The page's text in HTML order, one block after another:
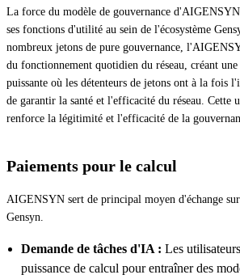
La force du modèle de gouvernance
ses fonctions d'utilité au sein de l'écosystème
nombreux jetons de pure gouvernance,
du fonctionnement quotidien du réseau, créant
puissante où les détenteurs de jetons ont à la fois
de garantir la santé et l'efficacité du réseau.
renforce la légitimité et l'efficacité de la
Paiements pour le calcul
AIGENSYN sert de principal moyen d'échange
Gensyn.
Demande de tâches d'IA : Les
puissance de calcul pour entraîner des